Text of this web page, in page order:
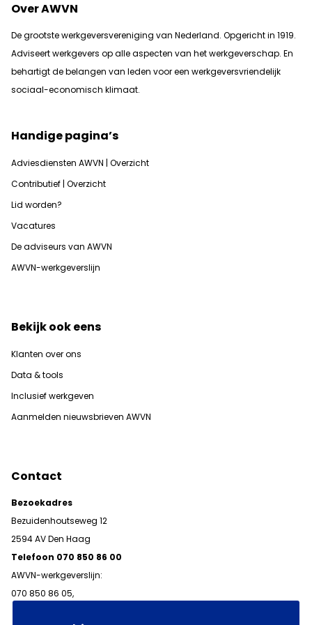
Over AWVN
De grootste werkgeversvereniging van Nederland. Opgericht in 1919.
Adviseert werkgevers op alle aspecten van het werkgeverschap. En
behartigt de belangen van leden voor een werkgeversvriendelijk
sociaal-economisch klimaat.
Handige pagina’s
Adviesdiensten AWVN | Overzicht
Contributief | Overzicht
Lid worden?
Vacatures
De adviseurs van AWVN
AWVN-werkgeverslijn
Bekijk ook eens
Klanten over ons
Data & tools
Inclusief werkgeven
Aanmelden nieuwsbrieven AWVN
Contact
Bezoekadres
Bezuidenhoutseweg 12
2594 AV Den Haag
Telefoon 070 850 86 00
AWVN-werkgeverslijn:
070 850 86 05,